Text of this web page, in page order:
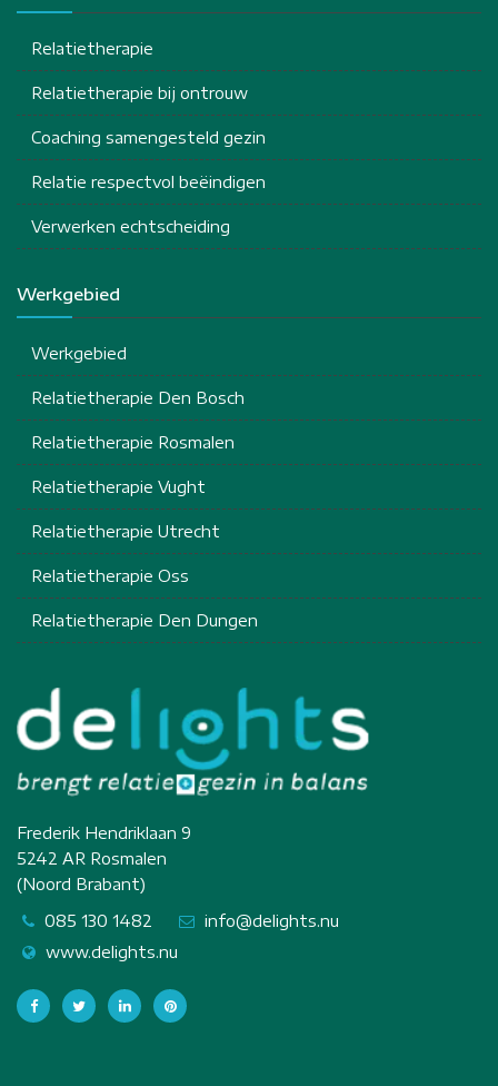
Relatietherapie
Relatietherapie bij ontrouw
Coaching samengesteld gezin
Relatie respectvol beëindigen
Verwerken echtscheiding
Werkgebied
Werkgebied
Relatietherapie Den Bosch
Relatietherapie Rosmalen
Relatietherapie Vught
Relatietherapie Utrecht
Relatietherapie Oss
Relatietherapie Den Dungen
Frederik Hendriklaan 9
5242 AR Rosmalen
(Noord Brabant)
085 130 1482
info@delights.nu
www.delights.nu